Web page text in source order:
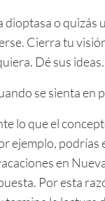
dioptasa o
Cierra tu
Dé sus ideas.
se sienta
lo que el
ejemplo,
en
Por esta